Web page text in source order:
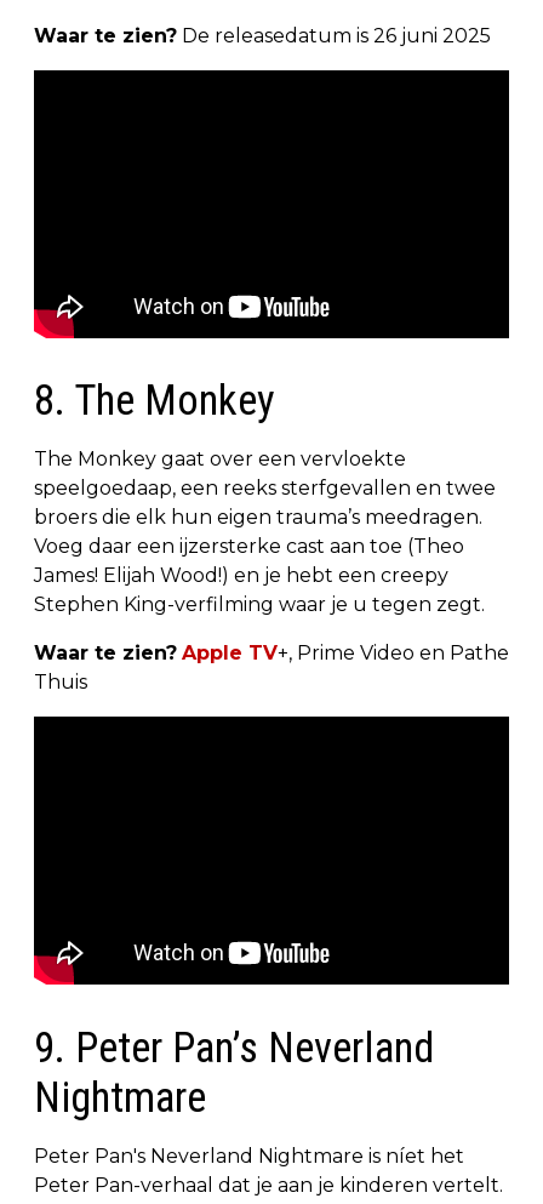
Waar te zien? De releasedatum is 26 juni 2025
8. The Monkey
The Monkey gaat over een vervloekte
speelgoedaap, een reeks sterfgevallen en twee
broers die elk hun eigen trauma’s meedragen.
Voeg daar een ijzersterke cast aan toe (Theo
James! Elijah Wood!) en je hebt een creepy
Stephen King-verfilming waar je u tegen zegt.
Waar te zien? Apple TV+, Prime Video en Pathe
Thuis
9. Peter Pan’s Neverland
Nightmare
Peter Pan's Neverland Nightmare is níet het
Peter Pan-verhaal dat je aan je kinderen vertelt.